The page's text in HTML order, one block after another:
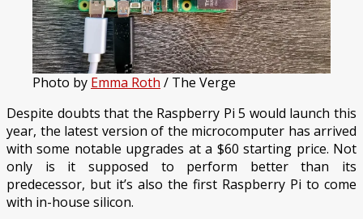
Photo by Emma Roth / The Verge
Despite doubts that the Raspberry Pi 5 would launch this
year, the latest version of the microcomputer has arrived
with some notable upgrades at a $60 starting price. Not
only is it supposed to perform better than its
predecessor, but it’s also the first Raspberry Pi to come
with in-house silicon.